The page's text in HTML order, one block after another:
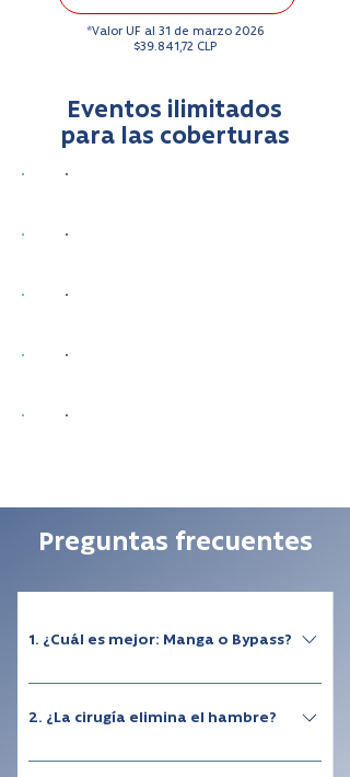
*Valor UF al 31 de marzo 2026
$39.841,72 CLP
Eventos ilimitados
para las coberturas
Preguntas frecuentes
1. ¿Cuál es mejor: Manga o Bypass?
toma junto al cirujano según antecedentes,
2. ¿La cirugía elimina el hambre?